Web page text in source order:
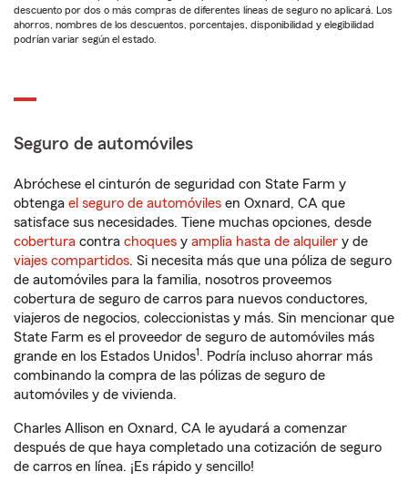
descuento por dos o más compras de diferentes líneas de seguro no aplicará. Los
ahorros, nombres de los descuentos, porcentajes, disponibilidad y elegibilidad
podrían variar según el estado.
Seguro de automóviles
Abróchese el cinturón de seguridad con State Farm y
obtenga el seguro de automóviles en Oxnard, CA que
satisface sus necesidades. Tiene muchas opciones, desde
cobertura contra choques y amplia hasta de alquiler y de
viajes compartidos. Si necesita más que una póliza de seguro
de automóviles para la familia, nosotros proveemos
cobertura de seguro de carros para nuevos conductores,
viajeros de negocios, coleccionistas y más. Sin mencionar que
State Farm es el proveedor de seguro de automóviles más
grande en los Estados Unidos1 . Podría incluso ahorrar más
combinando la compra de las pólizas de seguro de
automóviles y de vivienda.
Charles Allison en Oxnard, CA le ayudará a comenzar
después de que haya completado una cotización de seguro
de carros en línea. ¡Es rápido y sencillo!